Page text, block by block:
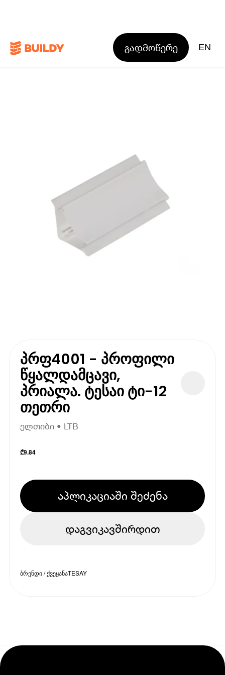
გადმოწერე EN
პრფ4001 - პროფილი
წყალდამცავი,
პრიალა. ტესაი ტი-12
თეთრი
ელთიბი • LTB
₾9.84
აპლიკაციაში შეძენა
დაგვიკავშირდით
ბრენდი / ქვეყანაTESAY